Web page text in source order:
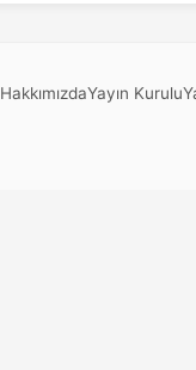
HakkımızdaYayın Kurulu